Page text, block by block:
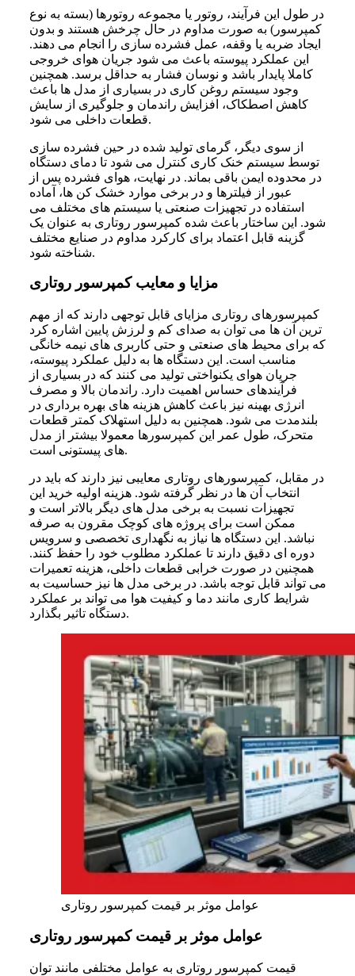
در طول این فرآیند، روتور یا مجموعه روتورها (بسته به نوع
کمپرسور) به صورت مداوم در حال چرخش هستند و بدون
ایجاد ضربه یا وقفه، عمل فشرده سازی را انجام می دهند.
این عملکرد پیوسته باعث می شود جریان هوای خروجی
کاملا پایدار باشد و نوسان فشار به حداقل برسد. همچنین
وجود سیستم روغن کاری در بسیاری از مدل ها باعث
کاهش اصطکاک، افزایش راندمان و جلوگیری از سایش
قطعات داخلی می شود.
از سوی دیگر، گرمای تولید شده در حین فشرده سازی
توسط سیستم خنک کاری کنترل می شود تا دمای دستگاه
در محدوده ایمن باقی بماند. در نهایت، هوای فشرده پس از
عبور از فیلترها و در برخی موارد خشک کن ها، آماده
استفاده در تجهیزات صنعتی یا سیستم های مختلف می
شود. این ساختار باعث شده کمپرسور روتاری به عنوان یک
گزینه قابل اعتماد برای کارکرد مداوم در صنایع مختلف
شناخته شود.
مزایا و معایب کمپرسور روتاری
کمپرسورهای روتاری مزایای قابل توجهی دارند که از مهم
ترین آن ها می توان به صدای کم و لرزش پایین اشاره کرد
که برای محیط های صنعتی و حتی کاربری های نیمه خانگی
مناسب است. این دستگاه ها به دلیل عملکرد پیوسته،
جریان هوای یکنواختی تولید می کنند که در بسیاری از
فرآیندهای حساس اهمیت دارد. راندمان بالا و مصرف
انرژی بهینه نیز باعث کاهش هزینه های بهره برداری در
بلندمدت می شود. همچنین به دلیل استهلاک کمتر قطعات
متحرک، طول عمر این کمپرسورها معمولا بیشتر از مدل
های پیستونی است.
در مقابل، کمپرسورهای روتاری معایبی نیز دارند که باید در
انتخاب آن ها در نظر گرفته شود. هزینه اولیه خرید این
تجهیزات نسبت به برخی مدل های دیگر بالاتر است و
ممکن است برای پروژه های کوچک مقرون به صرفه
نباشد. این دستگاه ها نیاز به نگهداری تخصصی و سرویس
دوره ای دقیق دارند تا عملکرد مطلوب خود را حفظ کنند.
همچنین در صورت خرابی قطعات داخلی، هزینه تعمیرات
می تواند قابل توجه باشد. در برخی مدل ها نیز حساسیت به
شرایط کاری مانند دما و کیفیت هوا می تواند بر عملکرد
دستگاه تاثیر بگذارد.
عوامل موثر بر قیمت کمپرسور روتاری
عوامل موثر بر قیمت کمپرسور روتاری
قیمت کمپرسور روتاری به عوامل مختلفی مانند توان